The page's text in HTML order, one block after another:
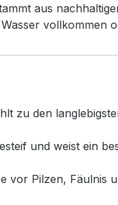
aus
vollkommen
zu den
und weist ein
vor Pilzen, Fäulnis